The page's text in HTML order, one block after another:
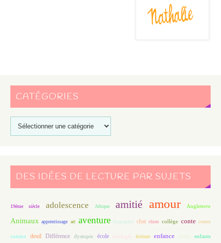
CATÉGORIES
DES IDÉES DE LECTURE PAR SUJETS
19ème siècle adolescence Afrique amitié amour Angleterre
Animaux apprentissage art aventure biographie chat chien collège conte contes
cuisine deuil Différence dystopie école écologie écriture enfance enfant enfants